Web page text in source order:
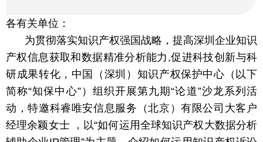
各有关单位：
为贯彻落实知识产权强国战略，提高深圳企业知识
产权信息获取和数据精准分析能力,促进科技创新与科
研成果转化，中国（深圳）知识产权保护中心（以下
简称“知保中心”）组织开展第九期“论道”沙龙系列活
动，特邀科睿唯安信息服务（北京）有限公司大客户
经理余颖女士 ，以“如何运用全球知识产权大数据分析